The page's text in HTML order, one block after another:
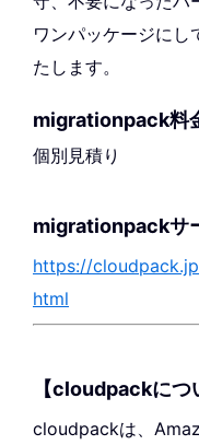
ワンパッケージにし
たします。
migrationpack料
個別見積り
migrationpackサ
https://
html
【cloudpackにつ
cloudpackは、